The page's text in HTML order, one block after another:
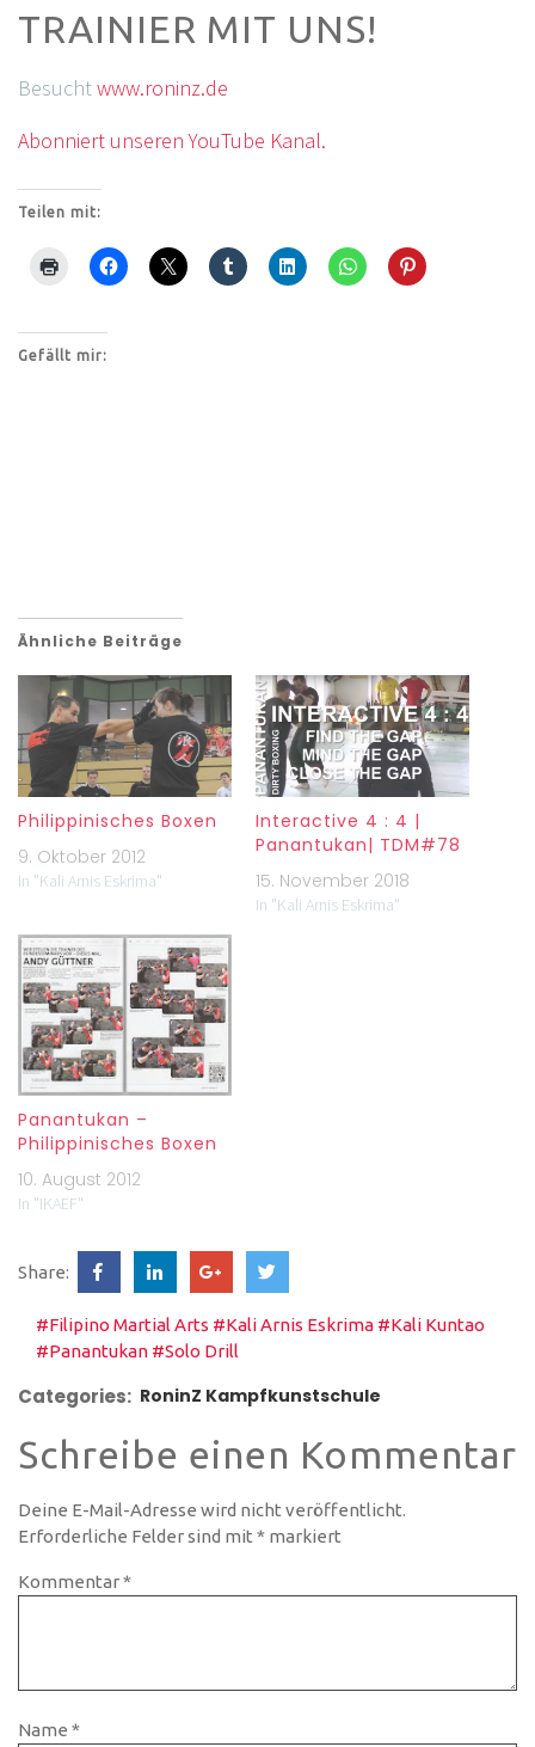
TRAINIER MIT UNS!
Besuchtwww.roninz.de
Abonniert unseren YouTube Kanal.
Teilen mit:
Gefällt mir:
Ähnliche Beiträge
Philippinisches Boxen
9. Oktober 2012
In "Kali Arnis Eskrima"
Interactive 4 : 4 |
Panantukan| TDM#78
15. November 2018
In "Kali Arnis Eskrima"
Panantukan –
Philippinisches Boxen
10. August 2012
In "IKAEF"
Share:
#Filipino Martial Arts #Kali Arnis Eskrima #Kali Kuntao
#Panantukan #Solo Drill
Categories: RoninZ Kampfkunstschule
Schreibe einen Kommentar
Deine E-Mail-Adresse wird nicht veröffentlicht.
Erforderliche Felder sind mit * markiert
Kommentar*
Name *